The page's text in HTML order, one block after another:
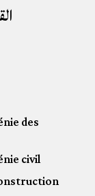
des
civil